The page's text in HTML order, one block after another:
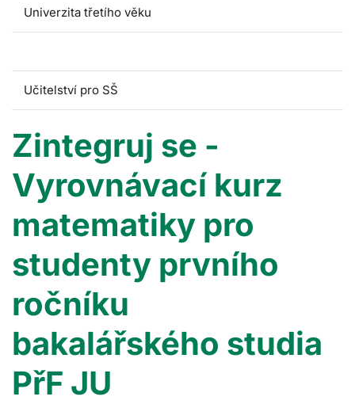
Univerzita třetího věku
Učitelství pro SŠ
Zintegruj se -
Vyrovnávací kurz
matematiky pro
studenty prvního
ročníku
bakalářského studia
PřF JU